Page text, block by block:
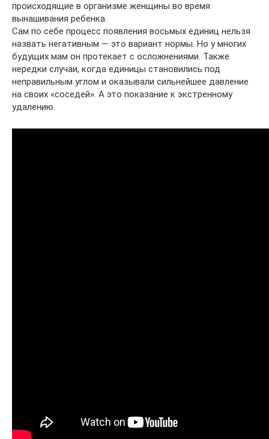
происходящие в организме женщины во время
вынашивания ребенка.
Сам по себе процесс появления восьмых единиц нельзя
назвать негативным — это вариант нормы. Но у многих
будущих мам он протекает с осложнениями. Также
нередки случаи, когда единицы становились под
неправильным углом и оказывали сильнейшее давление
на своих «соседей». А это показание к экстренному
удалению.